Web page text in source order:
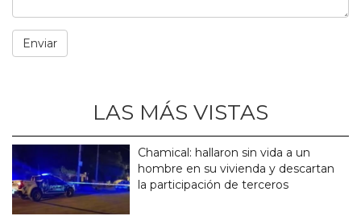
LAS MÁS VISTAS
Chamical: hallaron sin vida a un
hombre en su vivienda y descartan
la participación de terceros